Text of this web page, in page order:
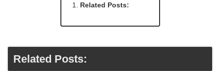
Related Posts:
Related Posts: